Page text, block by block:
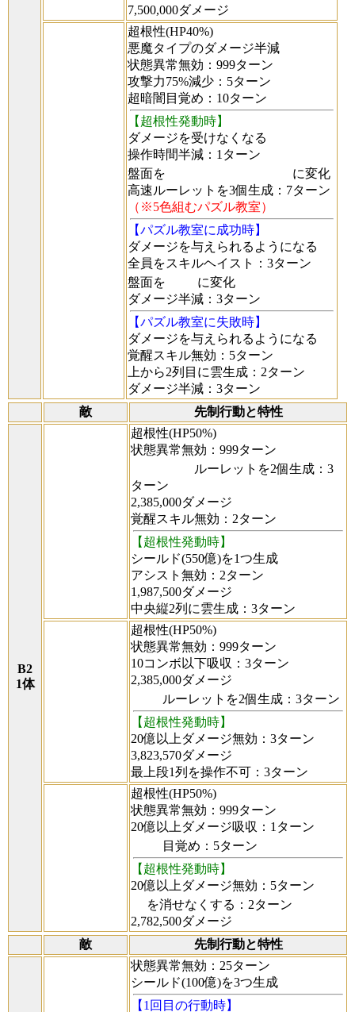
7,500,000ダメージ
超根性(HP40%)
悪魔タイプのダメージ半減
状態異常無効：999ターン
攻撃力75%減少：5ターン
超暗闇目覚め：10ターン
【超根性発動時】
ダメージを受けなくなる
操作時間半減：1ターン
盤面を
に変化
高速ルーレットを3個生成：7ターン
（※5色組むパズル教室）
【パズル教室に成功時】
ダメージを与えられるようになる
全員をスキルヘイスト：3ターン
盤面を
に変化
ダメージ半減：3ターン
【パズル教室に失敗時】
ダメージを与えられるようになる
覚醒スキル無効：5ターン
上から2列目に雲生成：2ターン
ダメージ半減：3ターン
敵
先制行動と特性
B2
1体
超根性(HP50%)
状態異常無効：999ターン
ルーレットを2個生成：3
ターン
2,385,000ダメージ
覚醒スキル無効：2ターン
【超根性発動時】
シールド(550億)を1つ生成
アシスト無効：2ターン
1,987,500ダメージ
中央縦2列に雲生成：3ターン
超根性(HP50%)
状態異常無効：999ターン
10コンボ以下吸収：3ターン
2,385,000ダメージ
ルーレットを2個生成：3ターン
【超根性発動時】
20億以上ダメージ無効：3ターン
3,823,570ダメージ
最上段1列を操作不可：3ターン
超根性(HP50%)
状態異常無効：999ターン
20億以上ダメージ吸収：1ターン
目覚め：5ターン
【超根性発動時】
20億以上ダメージ無効：5ターン
を消せなくする：2ターン
2,782,500ダメージ
敵
先制行動と特性
状態異常無効：25ターン
シールド(100億)を3つ生成
【1回目の行動時】